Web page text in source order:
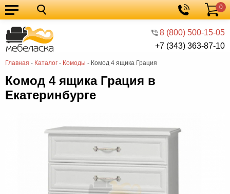
8 (800) 500-15-05
+7 (343) 363-87-10
Корзина
0
Главная - Каталог - Комоды - Комод 4 ящика Грация
Кухонные
гарнитуры
Мебель
для
кухни
Мебель
для
спальни
Кровати
Шкафы
Диваны
Комод 4 ящика Грация в
Екатеринбурге